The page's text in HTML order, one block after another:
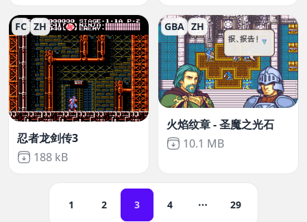
FC ZH
忍者龙剑传3
Not downloaded
188 kB
GBA ZH
火焰纹章 - 圣魔之光石
Not downloaded
10.1 MB
1 2 3 4 更多页面
29